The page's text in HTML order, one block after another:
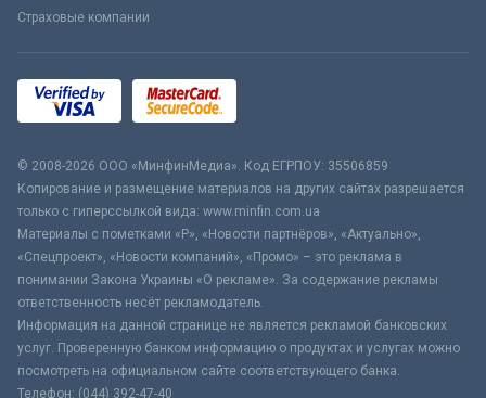
Страховые компании
© 2008-2026 ООО «МинфинМедиа». Код ЕГРПОУ: 35506859
Копирование и размещение материалов на других сайтах разрешается
только с гиперссылкой вида: www.minfin.com.ua
Материалы с пометками «Р», «Новости партнёров», «Актуально»,
«Спецпроект», «Новости компаний», «Промо» – это реклама в
понимании Закона Украины «О рекламе». За содержание рекламы
ответственность несёт рекламодатель.
Информация на данной странице не является рекламой банковских
услуг. Проверенную банком информацию о продуктах и услугах можно
посмотреть на официальном сайте соответствующего банка.
Телефон: (044) 392-47-40